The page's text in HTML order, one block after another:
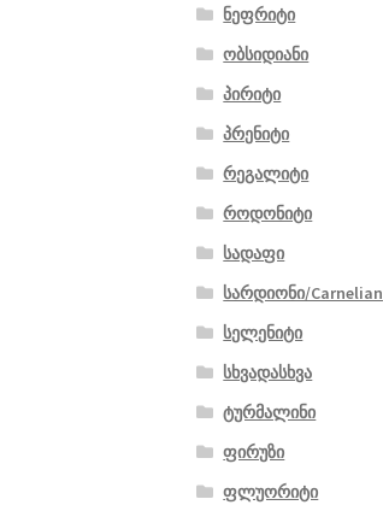
ნეფრიტი
ობსიდიანი
პირიტი
პრენიტი
რეგალიტი
როდონიტი
სადაფი
სარდიონი/Carnelian
სელენიტი
სხვადასხვა
ტურმალინი
ფირუზი
ფლუორიტი